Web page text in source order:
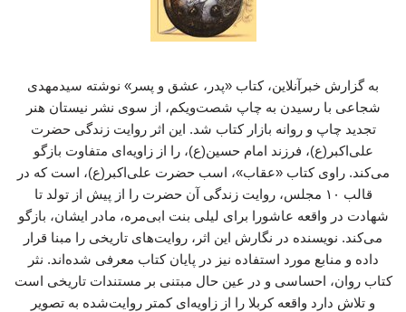
به گزارش خبرآنلاین، کتاب «پدر، عشق و پسر» نوشته سیدمهدی
شجاعی با رسیدن به چاپ شصت‌ویکم، از سوی نشر نیستان هنر
تجدید چاپ و روانه بازار کتاب شد. این اثر روایت زندگی حضرت
علی‌اکبر(ع)، فرزند امام حسین(ع)، را از زاویه‌ای متفاوت بازگو
می‌کند. راوی کتاب «عقاب»، اسب حضرت علی‌اکبر(ع)، است که در
قالب ۱۰ مجلس، روایت زندگی آن حضرت را از پیش از تولد تا
شهادت در واقعه عاشورا برای لیلی بنت ابی‌مره، مادر ایشان، بازگو
می‌کند. نویسنده در نگارش این اثر، روایت‌های تاریخی را مبنا قرار
داده و منابع مورد استفاده نیز در پایان کتاب معرفی شده‌اند. نثر
کتاب روان، احساسی و در عین حال مبتنی بر مستندات تاریخی است
و تلاش دارد واقعه کربلا را از زاویه‌ای کمتر روایت‌شده به تصویر